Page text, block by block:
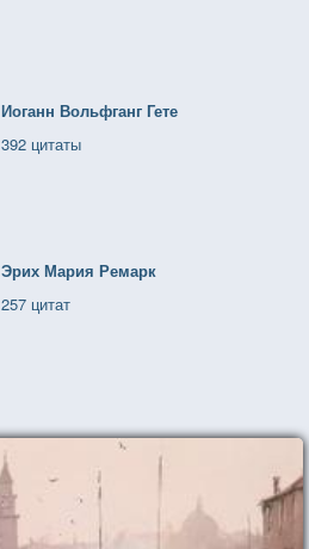
Иоганн Вольфганг Гете
392 цитаты
Эрих Мария Ремарк
257 цитат